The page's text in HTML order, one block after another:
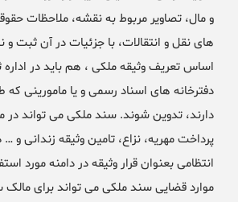
و مال، تصاویر مربوط به نقشه، ملاحظات
های نقل و انتقالات، با جزئیات در آن ثبت
اساس تعریف وثیقه ملکی ، هم باید در
دفترخانه های اسناد رسمی و یا مامورینی
دارند، تدوین شوند. سند ملکی می تواند در
پرداخت مهریه، نزاع، تامین وثیقه زندانی و
انتظامی بعنوان قرار وثیقه در دامنه مورد
موارد قضایی سند ملکی می تواند برای